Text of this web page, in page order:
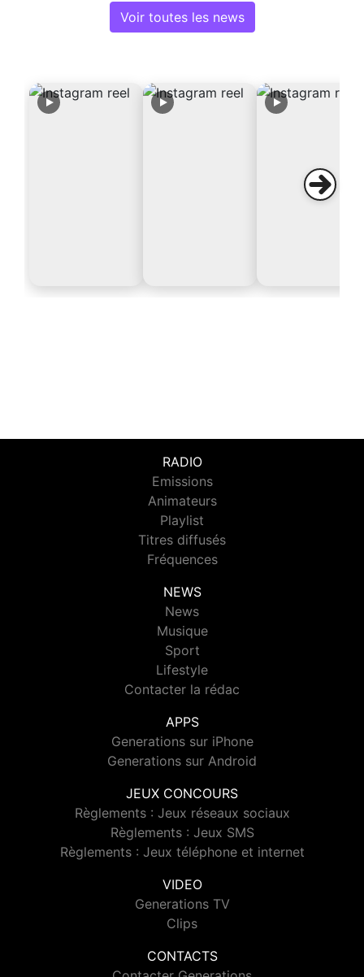
Voir toutes les news
RADIO
Emissions
Animateurs
Playlist
Titres diffusés
Fréquences
NEWS
News
Musique
Sport
Lifestyle
Contacter la rédac
APPS
Generations sur iPhone
Generations sur Android
JEUX CONCOURS
Règlements : Jeux réseaux sociaux
Règlements : Jeux SMS
Règlements : Jeux téléphone et internet
VIDEO
Generations TV
Clips
CONTACTS